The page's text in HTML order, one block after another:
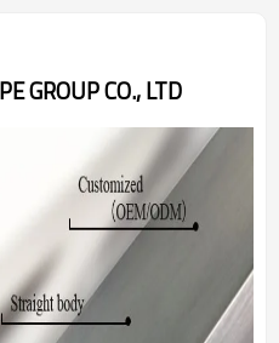
GROUP CO., LTD